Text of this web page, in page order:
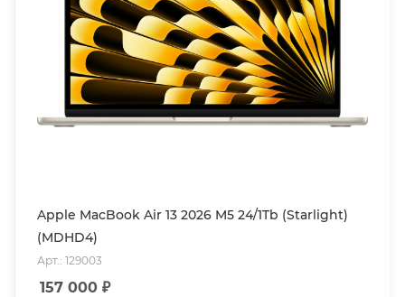
Apple MacBook Air 13 2026 M5 24/1Tb (Starlight)
(MDHD4)
Арт.: 129003
157 000 ₽